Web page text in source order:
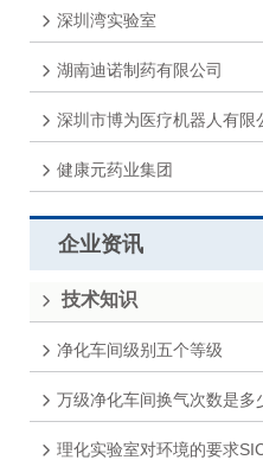
深圳湾实验室
湖南迪诺制药有限公司
深圳市博为医疗机器人有限
健康元药业集团
企业资讯
技术知识
净化车间级别五个等级
万级净化车间换气次数是多
理化实验室对环境的要求